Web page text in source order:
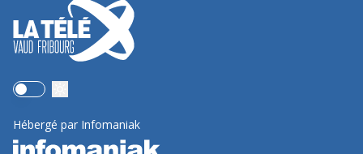
Use setting
Hébergé par Infomaniak